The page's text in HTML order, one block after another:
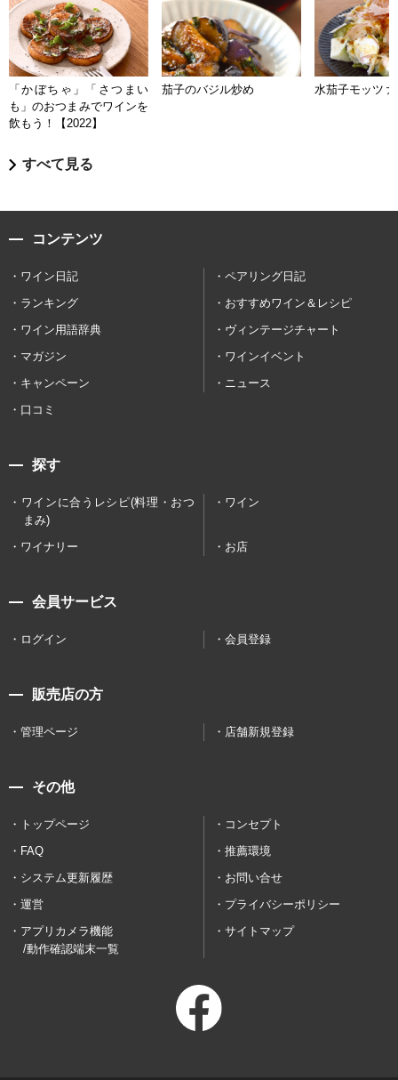
「かぼちゃ」「さつまい
も」のおつまみでワインを
飲もう！【2022】
茄子のバジル炒め 水茄子モッツァ
すべて見る
コンテンツ
ワイン日記
ペアリング日記
ランキング
おすすめワイン＆レシピ
ワイン用語辞典
ヴィンテージチャート
マガジン
ワインイベント
キャンペーン
ニュース
口コミ
探す
ワインに合うレシピ(料理・おつ
まみ)
ワイン
ワイナリー お店
会員サービス
ログイン 会員登録
販売店の方
管理ページ 店舗新規登録
その他
トップページ
コンセプト
FAQ
推薦環境
システム更新履歴
お問い合せ
運営
プライバシーポリシー
アプリカメラ機能
/動作確認端末一覧
サイトマップ